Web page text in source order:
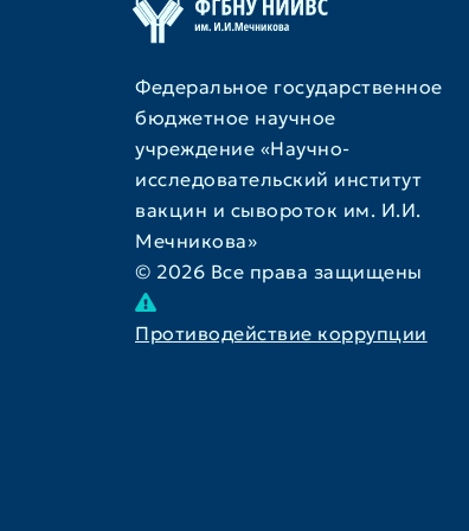
Федеральное государственное
бюджетное научное
учреждение «Научно-
исследовательский институт
вакцин и сывороток им. И.И.
Мечникова»
© 2026 Все права защищены
Противодействие коррупции